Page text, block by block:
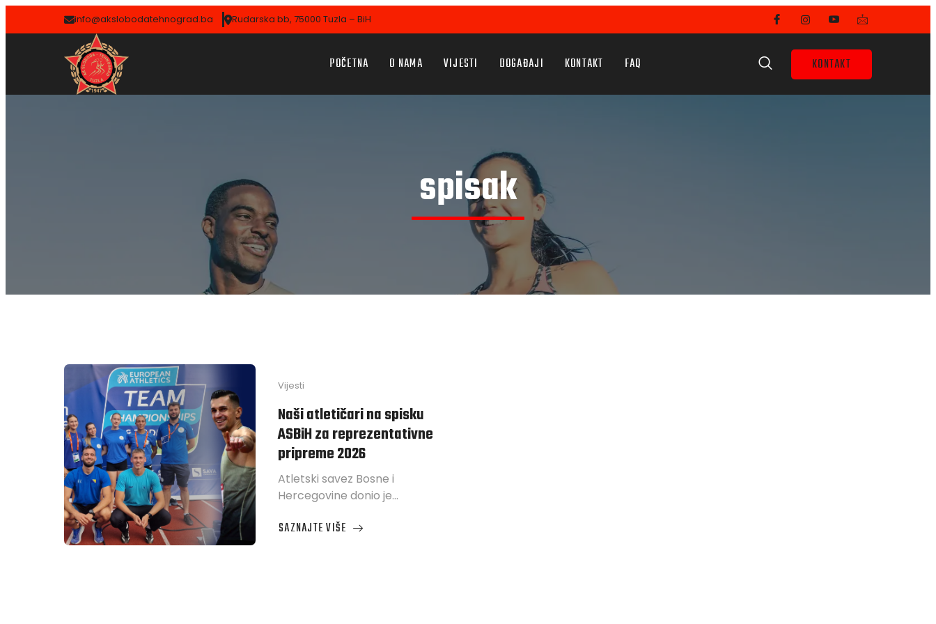
info@akslobodatehnograd.ba Rudarska bb, 75000 Tuzla – BiH
POČETNA O NAMA VIJESTI DOGAĐAJI KONTAKT FAQ KONTAKT
spisak
Vijesti
Naši atletičari na spisku
ASBiH za reprezentativne
pripreme 2026
Atletski savez Bosne i
Hercegovine donio je…
SAZNAJTE VIŠE
ABOUT